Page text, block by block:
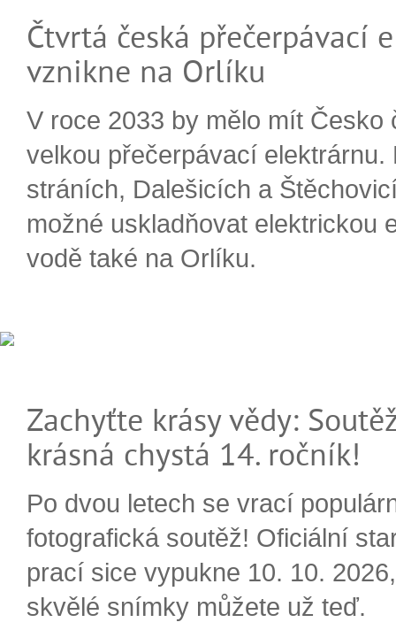
Čtvrtá česká přečerpávací
vznikne na Orlíku
V roce 2033 by mělo mít Česko
velkou přečerpávací elektrárnu.
stráních, Dalešicích a
možné uskladňovat elektrickou
vodě také na Orlíku.
Zachyťte krásy vědy:
krásná chystá 14. ročník!
Po dvou letech se vrací
fotografická soutěž! Oficiální
prací sice vypukne 10. 10.
skvělé snímky můžete už teď.